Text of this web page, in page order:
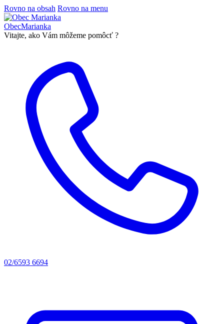
Rovno na obsah Rovno na menu
ObecMarianka
Vitajte, ako Vám môžeme pomôcť ?
02/6593 6694